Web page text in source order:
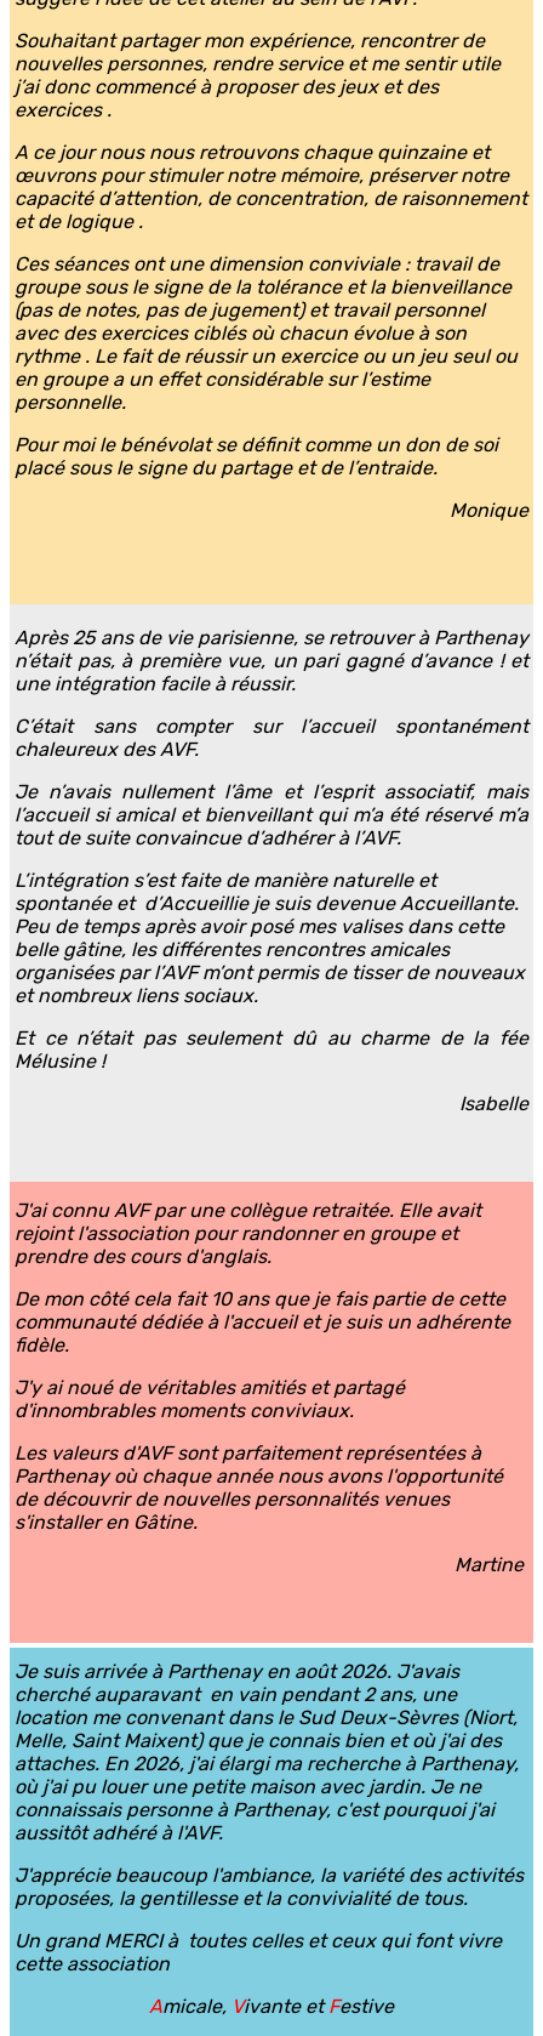
Souhaitant partager mon expérience, rencontrer de
nouvelles personnes, rendre service et me sentir utile
j’ai donc commencé à proposer des jeux et des
exercices .
A ce jour nous nous retrouvons chaque quinzaine et
œuvrons pour stimuler notre mémoire, préserver notre
capacité d’attention, de concentration, de raisonnement
et de logique .
Ces séances ont une dimension conviviale : travail de
groupe sous le signe de la tolérance et la bienveillance
(pas de notes, pas de jugement) et travail personnel
avec des exercices ciblés où chacun évolue à son
rythme . Le fait de réussir un exercice ou un jeu seul ou
en groupe a un effet considérable sur l’estime
personnelle.
Pour moi le bénévolat se définit comme un don de soi
placé sous le signe du partage et de l’entraide.
Monique
Après 25 ans de vie parisienne, se retrouver à Parthenay
n’était pas, à première vue, un pari gagné d’avance ! et
une intégration facile à réussir.
C’était sans compter sur l’accueil spontanément
chaleureux des AVF.
Je n’avais nullement l’âme et l’esprit associatif, mais
l’accueil si amical et bienveillant qui m’a été réservé m’a
tout de suite convaincue d’adhérer à l’AVF.
L’intégration s’est faite de manière naturelle et
spontanée et d’Accueillie je suis devenue Accueillante.
Peu de temps après avoir posé mes valises dans cette
belle gâtine, les différentes rencontres amicales
organisées par l’AVF m’ont permis de tisser de nouveaux
et nombreux liens sociaux.
Et ce n’était pas seulement dû au charme de la fée
Mélusine !
Isabelle
J'ai connu AVF par une collègue retraitée. Elle avait
rejoint l'association pour randonner en groupe et
prendre des cours d'anglais.
De mon côté cela fait 10 ans que je fais partie de cette
communauté dédiée à l'accueil et je suis un adhérente
fidèle.
J'y ai noué de véritables amitiés et partagé
d'innombrables moments conviviaux.
Les valeurs d'AVF sont parfaitement représentées à
Parthenay où chaque année nous avons l'opportunité
de découvrir de nouvelles personnalités venues
s'installer en Gâtine.
Martine
Je suis arrivée à Parthenay en août 2026. J'avais
cherché auparavant en vain pendant 2 ans, une
location me convenant dans le Sud Deux-Sèvres (Niort,
Melle, Saint Maixent) que je connais bien et où j'ai des
attaches. En 2026, j'ai élargi ma recherche à Parthenay,
où j'ai pu louer une petite maison avec jardin. Je ne
connaissais personne à Parthenay, c'est pourquoi j'ai
aussitôt adhéré à l'AVF.
J'apprécie beaucoup l'ambiance, la variété des activités
proposées, la gentillesse et la convivialité de tous.
Un grand MERCI à toutes celles et ceux qui font vivre
cette association
Amicale, Vivante etFestive